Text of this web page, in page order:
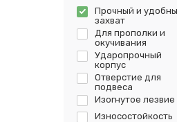
Прочный и
захват
Для прополки и
окучивания
Ударопрочный
корпус
Отверстие для
подвеса
Изогнутое лезвие
Износостойкость